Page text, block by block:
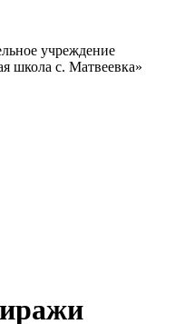
учреждение
школа с. Матвеевка»